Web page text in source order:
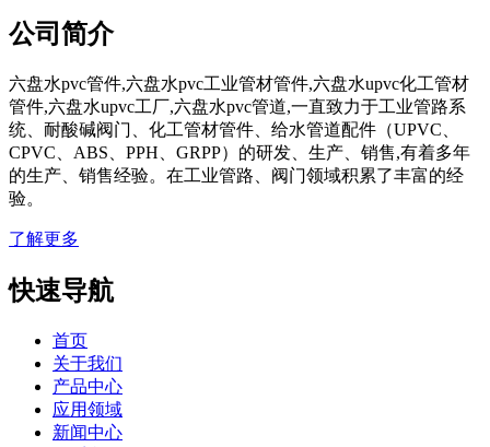
公司简介
六盘水pvc管件,六盘水pvc工业管材管件,六盘水upvc化工管材
管件,六盘水upvc工厂,六盘水pvc管道,一直致力于工业管路系
统、耐酸碱阀门、化工管材管件、给水管道配件（UPVC、
CPVC、ABS、PPH、GRPP）的研发、生产、销售,有着多年
的生产、销售经验。在工业管路、阀门领域积累了丰富的经
验。
了解更多
快速导航
首页
关于我们
产品中心
应用领域
新闻中心